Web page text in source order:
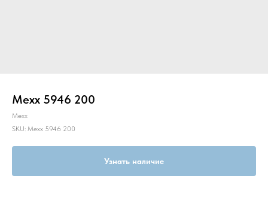
Mexx 5946 200
Mexx
SKU: Mexx 5946 200
Узнать наличие